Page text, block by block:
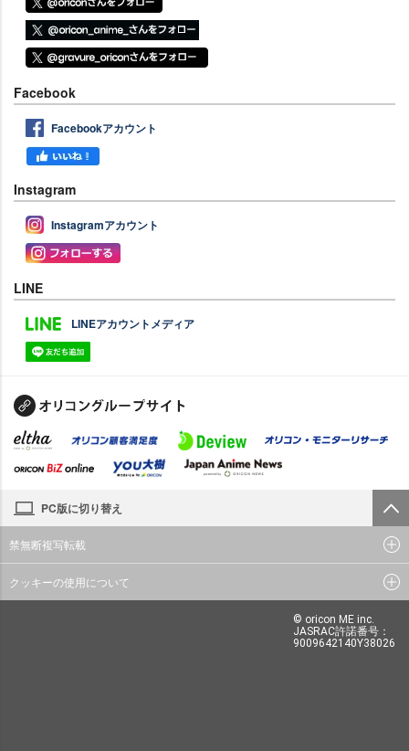
Facebook
Facebookアカウント
Instagram
Instagramアカウント
LINE
LINEアカウントメディア
PC版に切り替え
禁無断複写転載
クッキーの使用について
© oricon ME inc.
JASRAC許諾番号：
9009642140Y38026